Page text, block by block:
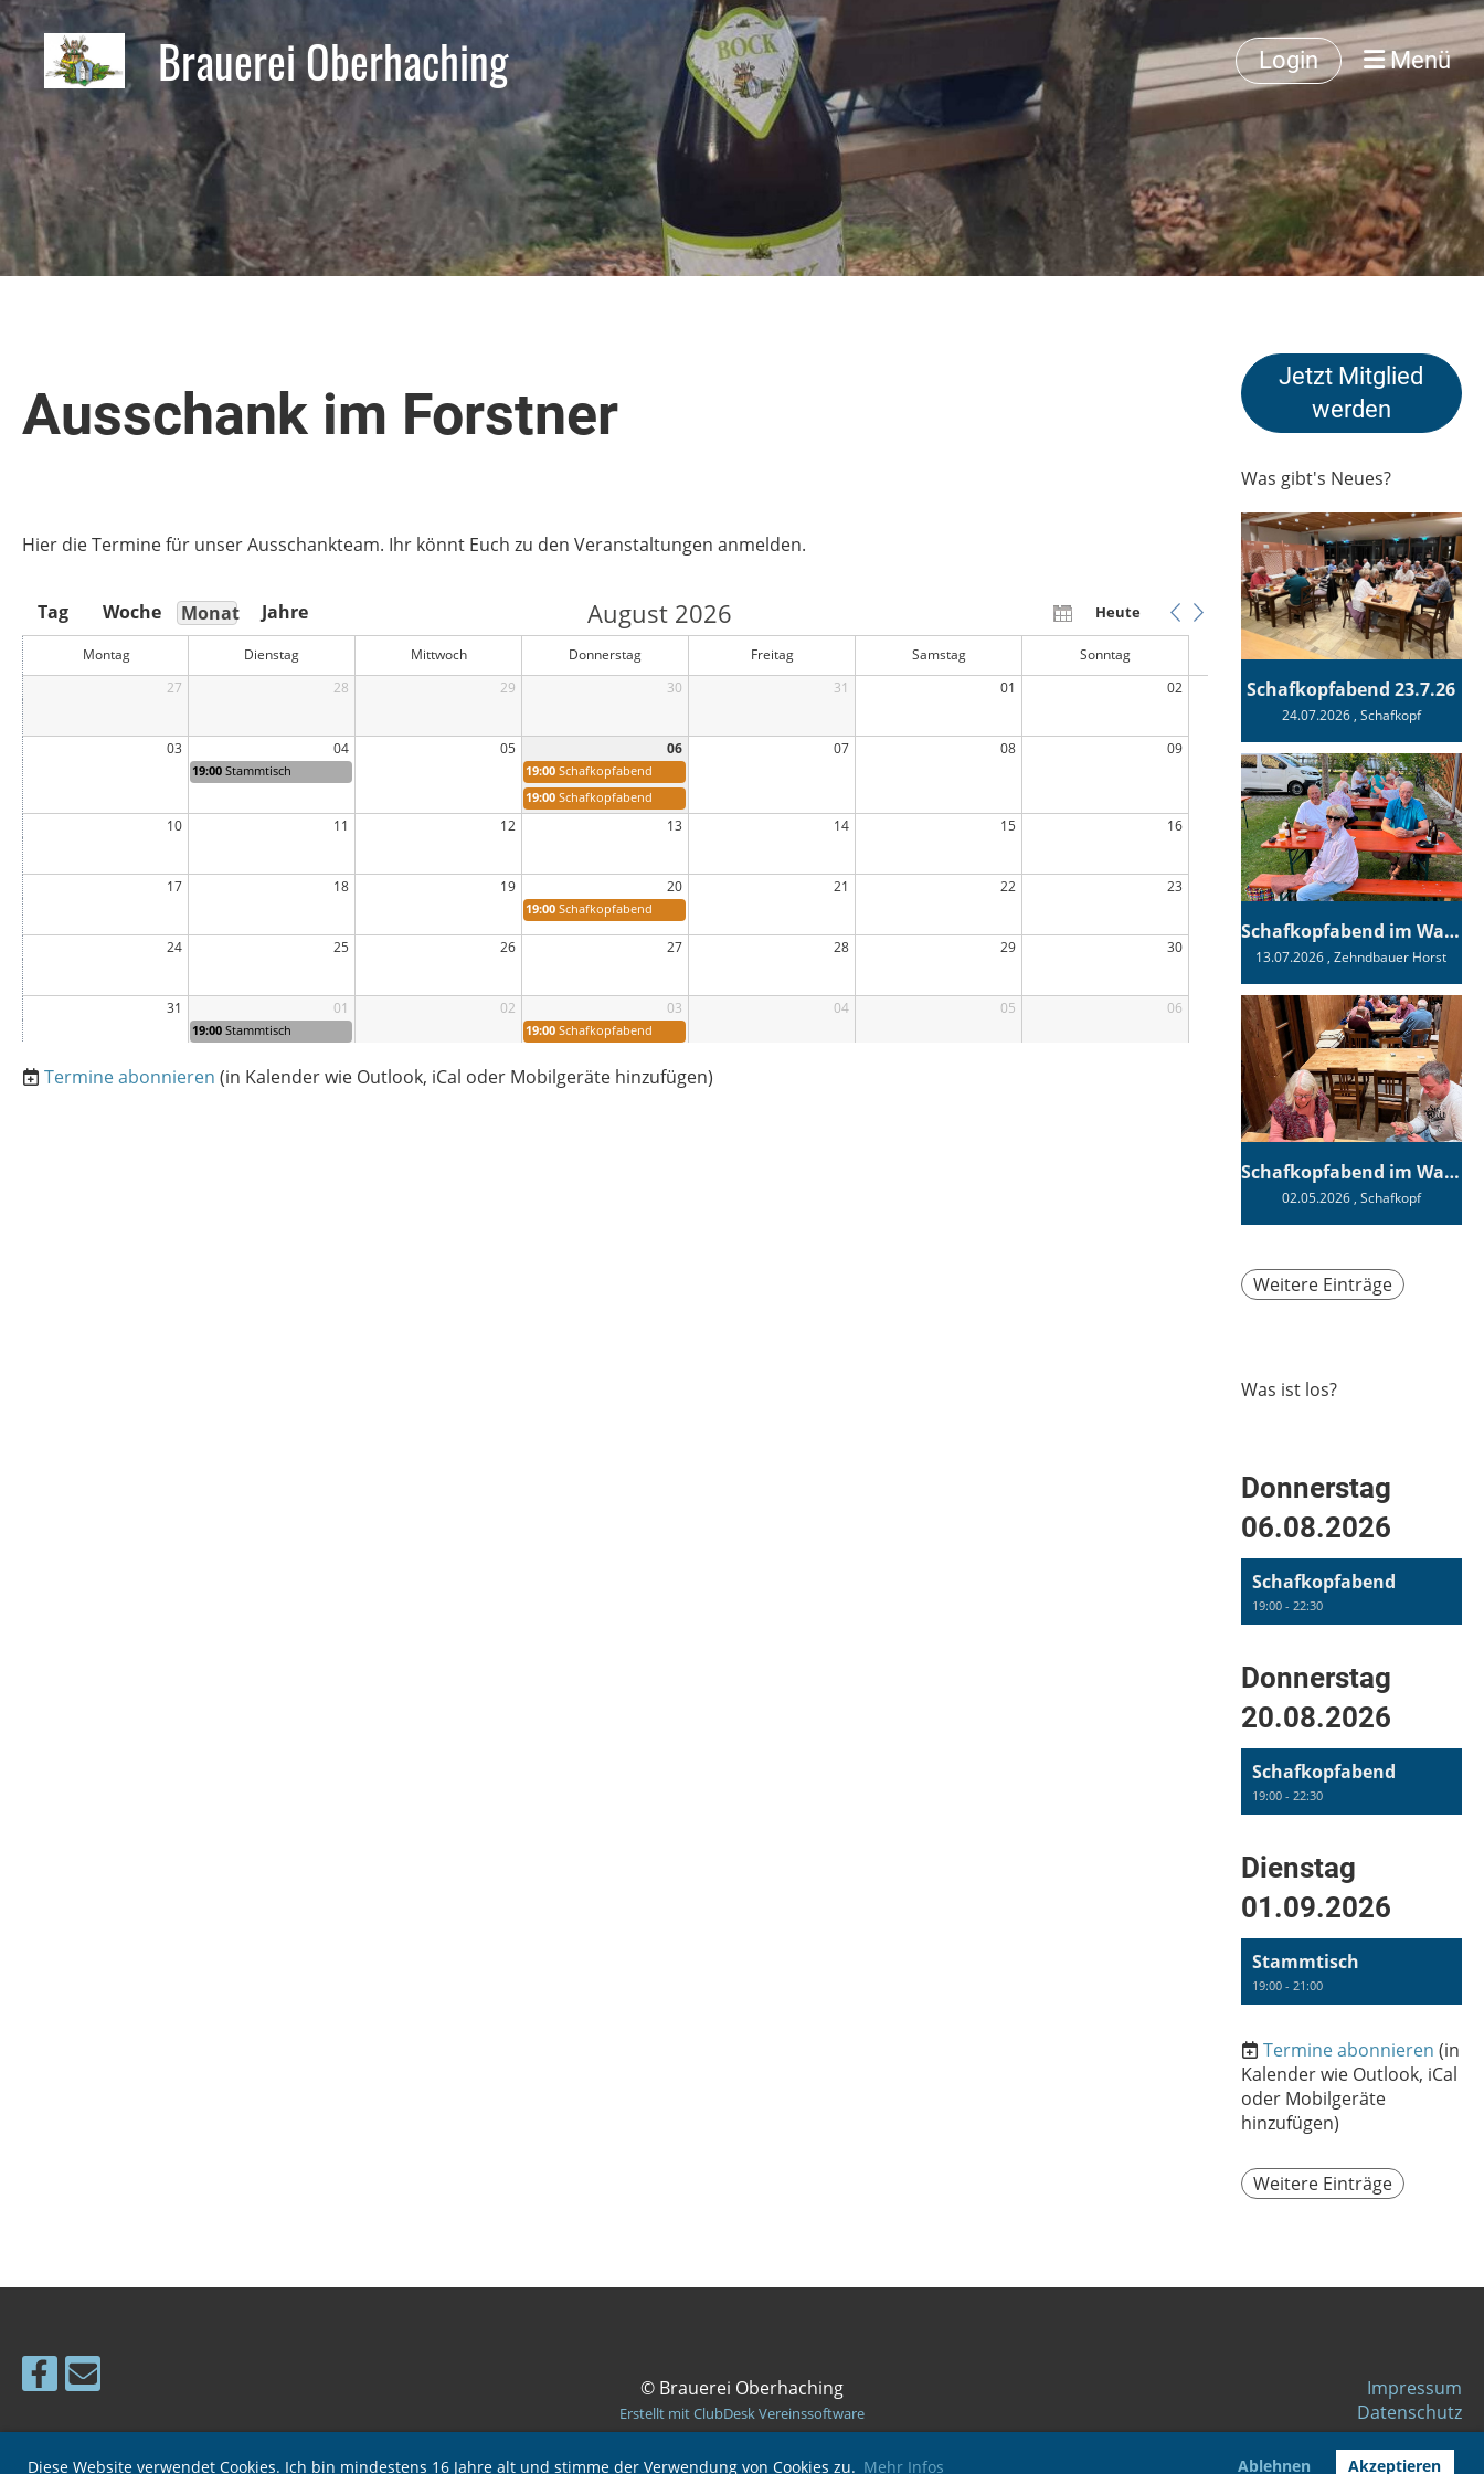
Diese Website verwendet Cookies. Ich bin mindestens 16 Jahre alt und stimme der Verwendung von Cookies zu. Mehr Infos Ablehnen Akzeptieren
Brauerei Oberhaching Login Menü
Ausschank im Forstner
Hier die Termine für unser Ausschankteam. Ihr könnt Euch zu den Veranstaltungen anmelden.
Heute
August 2026
Tag Woche Monat Jahre
Montag Dienstag Mittwoch Donnerstag Freitag Samstag
Sonntag
27
28 29 30 31 01 02
03 04 05 06 07 08 09
10 11 12 13 14 15 16
17 18 19 20 21 22 23
24 25 26 27 28 29 30
31 01 02 03 04 05 06
19:00 Stammtisch 19:00 Schafkopfabend
19:00 Schafkopfabend
19:00 Schafkopfabend
19:00 Stammtisch 19:00 Schafkopfabend
Termine abonnieren (in Kalender wie Outlook, iCal oder Mobilgeräte hinzufügen)
Jetzt Mitglied
werden
Was gibt's Neues?
Schafkopfabend 23.7.26
24.07.2026, Schafkopf
Schafkopfabend im Wagnerhaus
13.07.2026 , Zehndbauer Horst
Schafkopfabend im Wagnerhaus
02.05.2026, Schafkopf
Weitere Einträge
Was ist los?
Donnerstag
06.08.2026
Schafkopfabend
19:00 - 22:30
Donnerstag
20.08.2026
Schafkopfabend
19:00 - 22:30
Dienstag
01.09.2026
Stammtisch
19:00 - 21:00
Termine abonnieren (in
Kalender wie Outlook, iCal
oder Mobilgeräte
hinzufügen)
Weitere Einträge
© Brauerei Oberhaching
Erstellt mit ClubDesk Vereinssoftware
Impressum
Datenschutz